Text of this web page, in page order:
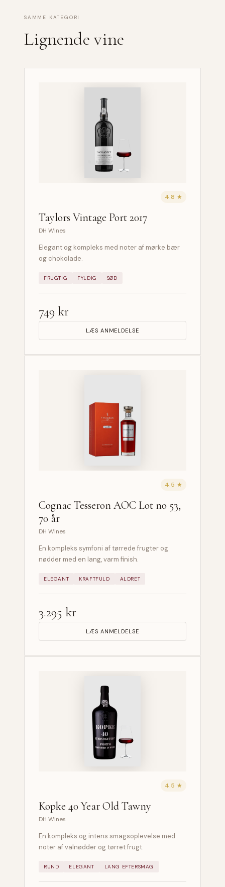
SAMME KATEGORI
Lignende vine
4.8 ★
Taylors Vintage Port 2017
DH Wines
Elegant og kompleks med noter af mørke bær
og chokolade.
FRUGTIG FYLDIG SØD
749 kr
LÆS ANMELDELSE
4.5 ★
Cognac Tesseron AOC Lot no 53,
70 år
DH Wines
En kompleks symfoni af tørrede frugter og
nødder med en lang, varm finish.
ELEGANT KRAFTFULD ALDRET
3.295 kr
LÆS ANMELDELSE
4.5 ★
Kopke 40 Year Old Tawny
DH Wines
En kompleks og intens smagsoplevelse med
noter af valnødder og tørret frugt.
RUND ELEGANT LANG EFTERSMAG